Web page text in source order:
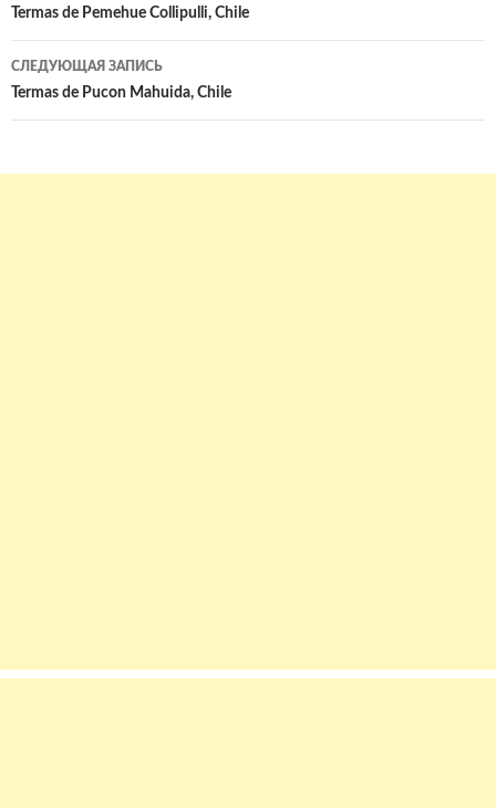
по
записям
Termas de Pemehue Collipulli, Chile
СЛЕДУЮЩАЯ ЗАПИСЬ
Termas de Pucon Mahuida, Chile